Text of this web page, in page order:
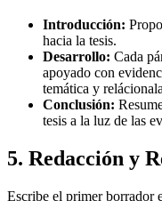
Introducción:
hacia la tesis.
Desarrollo: Cada
apoyado con
temática y
Conclusión:
tesis a la luz de las
5. Redacción y
Escribe el primer borrador